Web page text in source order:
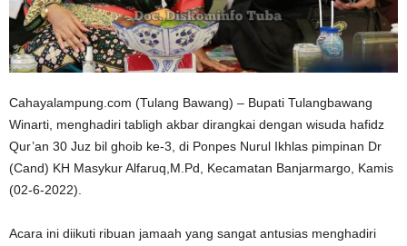
Cahayalampung.com (Tulang Bawang) – Bupati Tulangbawang
Winarti, menghadiri tabligh akbar dirangkai dengan wisuda hafidz
Qur’an 30 Juz bil ghoib ke-3, di Ponpes Nurul Ikhlas pimpinan Dr
(Cand) KH Masykur Alfaruq,M.Pd, Kecamatan Banjarmargo, Kamis
(02-6-2022).
Acara ini diikuti ribuan jamaah yang sangat antusias menghadiri